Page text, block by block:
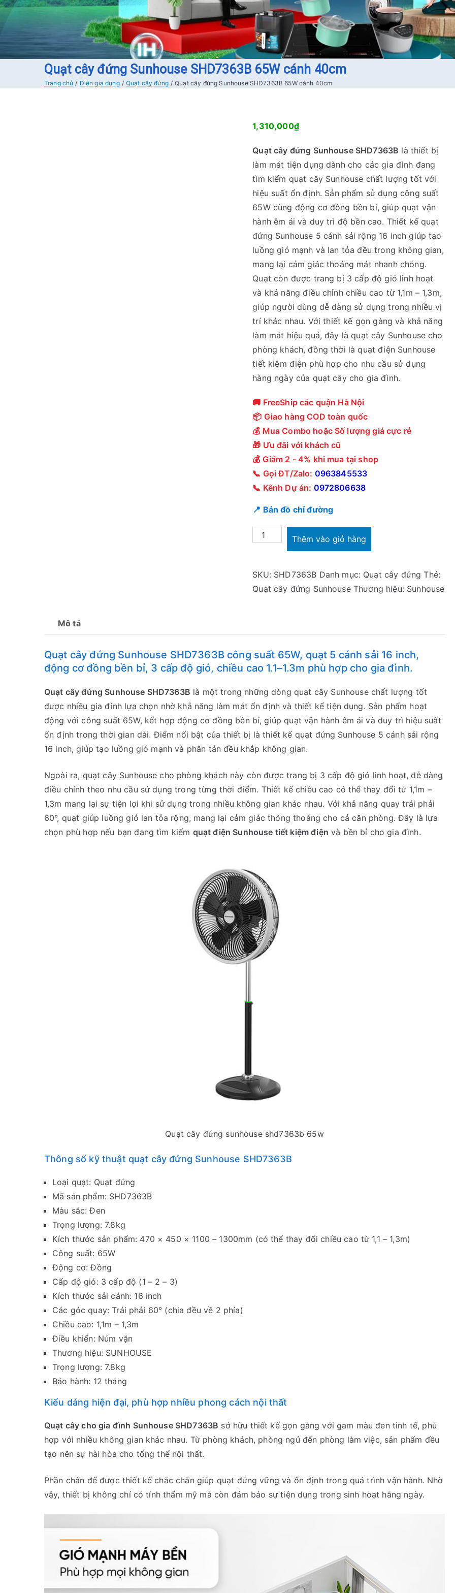
Quạt cây đứng Sunhouse SHD7363B 65W cánh 40cm
Trang chủ Điện gia dụng Quạt cây đứng Quạt cây đứng Sunhouse SHD7363B 65W cánh 40cm
1,310,000₫
Quạt cây đứng Sunhouse SHD7363B là thiết bị
làm mát tiện dụng dành cho các gia đình đang
tìm kiếm quạt cây Sunhouse chất lượng tốt với
hiệu suất ổn định. Sản phẩm sử dụng công suất
65W cùng động cơ đồng bền bỉ, giúp quạt vận
hành êm ái và duy trì độ bền cao. Thiết kế quạt
đứng Sunhouse 5 cánh sải rộng 16 inch giúp tạo
luồng gió mạnh và lan tỏa đều trong không gian,
mang lại cảm giác thoáng mát nhanh chóng.
Quạt còn được trang bị 3 cấp độ gió linh hoạt
và khả năng điều chỉnh chiều cao từ 1,1m – 1,3m,
giúp người dùng dễ dàng sử dụng trong nhiều vị
trí khác nhau. Với thiết kế gọn gàng và khả năng
làm mát hiệu quả, đây là quạt cây Sunhouse cho
phòng khách, đồng thời là quạt điện Sunhouse
tiết kiệm điện phù hợp cho nhu cầu sử dụng
hàng ngày của quạt cây cho gia đình.
🚚 FreeShip các quận Hà Nội
📦 Giao hàng COD toàn quốc
💰 Mua Combo hoặc Số lượng giá cực rẻ
🎁 Ưu đãi với khách cũ
💰 Giảm 2 - 4% khi mua tại shop
📞 Gọi ĐT/Zalo: 0963845533
📞 Kênh Dự án: 0972806638
📍 Bản đồ chỉ đường
Quạt
Sunhouse
SHD7363B
40cm
lượng
Thêm vào giỏ hàng
SKU: SHD7363B Danh mục: Quạt cây đứng Thẻ:
Quạt cây đứng Sunhouse Thương hiệu: Sunhouse
Mô tả
Quạt cây đứng Sunhouse SHD7363B công suất 65W, quạt 5 cánh sải 16 inch,
động cơ đồng bền bỉ, 3 cấp độ gió, chiều cao 1.1–1.3m phù hợp cho gia đình.
Quạt cây đứng Sunhouse SHD7363B là một trong những dòng quạt cây Sunhouse chất lượng tốt
được nhiều gia đình lựa chọn nhờ khả năng làm mát ổn định và thiết kế tiện dụng. Sản phẩm hoạt
động với công suất 65W, kết hợp động cơ đồng bền bỉ, giúp quạt vận hành êm ái và duy trì hiệu suất
ổn định trong thời gian dài. Điểm nổi bật của thiết bị là thiết kế quạt đứng Sunhouse 5 cánh sải rộng
16 inch, giúp tạo luồng gió mạnh và phân tán đều khắp không gian.
Ngoài ra, quạt cây Sunhouse cho phòng khách này còn được trang bị 3 cấp độ gió linh hoạt, dễ dàng
điều chỉnh theo nhu cầu sử dụng trong từng thời điểm. Thiết kế chiều cao có thể thay đổi từ 1,1m –
1,3m mang lại sự tiện lợi khi sử dụng trong nhiều không gian khác nhau. Với khả năng quay trái phải
60°, quạt giúp luồng gió lan tỏa rộng, mang lại cảm giác thông thoáng cho cả căn phòng. Đây là lựa
chọn phù hợp nếu bạn đang tìm kiếm quạt điện Sunhouse tiết kiệm điện và bền bỉ cho gia đình.
Quạt cây đứng sunhouse shd7363b 65w
Thông số kỹ thuật quạt cây đứng Sunhouse SHD7363B
Loại quạt: Quạt đứng
Mã sản phẩm: SHD7363B
Màu sắc: Đen
Trọng lượng: 7.8kg
Kích thước sản phẩm: 470 × 450 × 1100 – 1300mm (có thể thay đổi chiều cao từ 1,1 – 1,3m)
Công suất: 65W
Động cơ: Đồng
Cấp độ gió: 3 cấp độ (1 – 2 – 3)
Kích thước sải cánh: 16 inch
Các góc quay: Trái phải 60° (chia đều về 2 phía)
Chiều cao: 1,1m – 1,3m
Điều khiển: Núm vặn
Thương hiệu: SUNHOUSE
Trọng lượng: 7.8kg
Bảo hành: 12 tháng
Kiểu dáng hiện đại, phù hợp nhiều phong cách nội thất
Quạt cây cho gia đình Sunhouse SHD7363B sở hữu thiết kế gọn gàng với gam màu đen tinh tế, phù
hợp với nhiều không gian khác nhau. Từ phòng khách, phòng ngủ đến phòng làm việc, sản phẩm đều
tạo nên sự hài hòa cho tổng thể nội thất.
Phần chân đế được thiết kế chắc chắn giúp quạt đứng vững và ổn định trong quá trình vận hành. Nhờ
vậy, thiết bị không chỉ có tính thẩm mỹ mà còn đảm bảo sự tiện dụng trong sinh hoạt hằng ngày.